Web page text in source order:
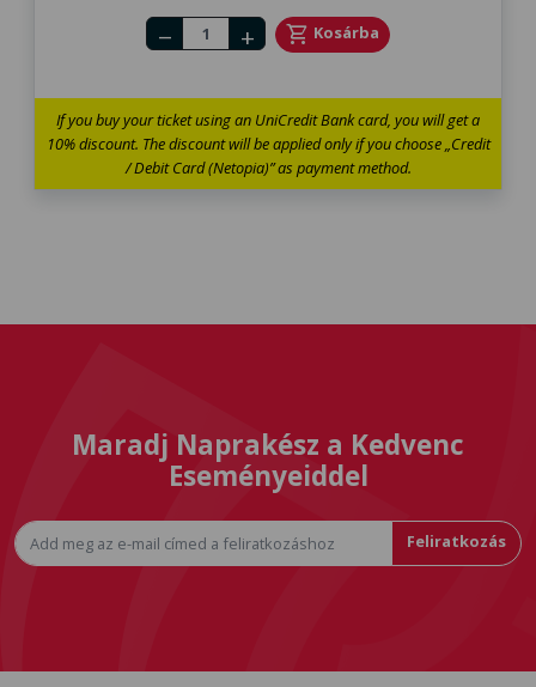
Number of tickets
remove add shopping_cart Kosárba
If you buy your ticket using an UniCredit Bank card, you will get a
10% discount. The discount will be applied only if you choose „Credit
/ Debit Card (Netopia)” as payment method.
Maradj Naprakész a Kedvenc
Eseményeiddel
Feliratkozás